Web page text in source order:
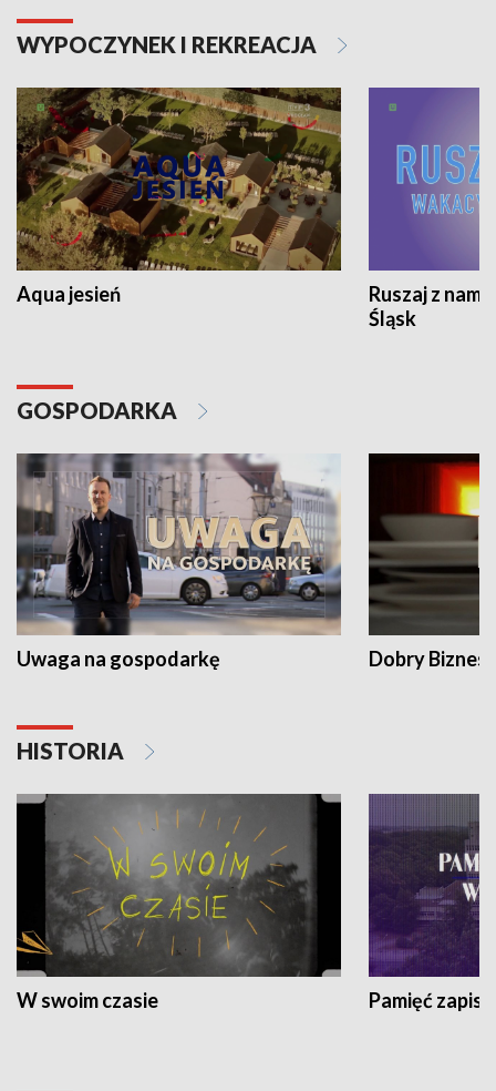
WYPOCZYNEK I REKREACJA
Aqua jesień
Ruszaj z
Śląsk
GOSPODARKA
Uwaga na gospodarkę Dobry Biznes
HISTORIA
W swoim czasie Pamięć